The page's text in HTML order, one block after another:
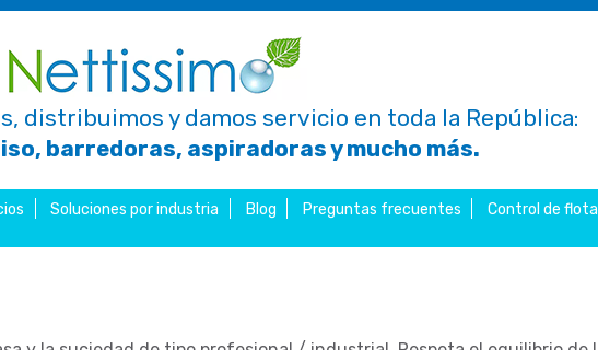
distribuimos y damos servicio en toda la República:
barredoras, aspiradoras y mucho más.
Soluciones por industria Blog Preguntas frecuentes
Control de